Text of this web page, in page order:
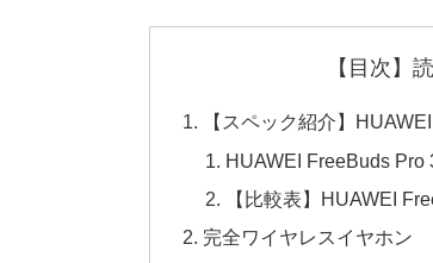
【目次】
【スペック紹介】
HUAWEI FreeBuds Pro
【比較表】HUAWEI
完全ワイヤレスイヤホン